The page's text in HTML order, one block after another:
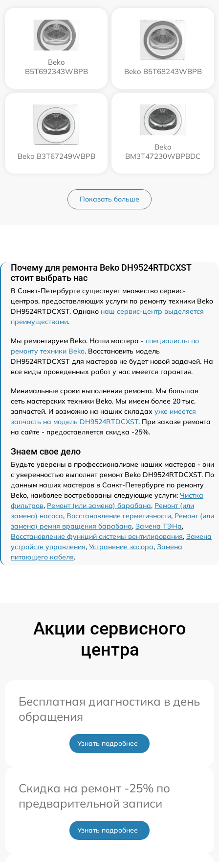
Beko
B5T692343WBPB
Beko B5T68243WBPB
Beko B3T67249WBPB
Beko
BM3T47230WBPBDC
Показать больше
Почему для ремонта Beko DH9524RTDCXST
стоит выбрать нас
В Санкт-Петербурге существует множество сервис-
центров, предоставляющих услуги по ремонту техники Beko
DH9524RTDCXST. Однако наш сервис-центр выделяется
преимуществами.
Мы ремонтируем Beko. Наши мастера - специалисты по
ремонту техники Beko. Восстановить модель
DH9524RTDCXST для мастеров не будет новой задачей. На
все виды проведенных работ у нас имеется гарантия.
Минимальные сроки выполнения ремонта. Мы большая
сеть мастерских техники Beko. Мы имеем более 20 тыс.
запчастей. И возможно на наших складах уже имеется
запчасть на модель DH9524RTDCXST. При заказе ремонта
на сайте - предоставляется скидка -25%.
Знаем свое дело
Будьте уверены в профессионализме наших мастеров - они
с уверенностью выполнят ремонт Beko DH9524RTDCXST. По
данным наших мастеров в Санкт-Петербурге по ремонту
Beko, наиболее востребованы следующие услуги: Чистка
фильтров, Ремонт (или замена) барабана, Ремонт (или
замена) насоса, Восстановление герметичности, Ремонт (или
замена) ремня вращения барабана, Замена ТЭНа,
Восстановление функций системы вентилирования, Замена
устройств управления, Устранение засора, Замена
питающего кабеля.
Акции сервисного
центра
Бесплатная диагностика в день
обращения
Узнать подробнее
Скидка на ремонт -25% по
предварительной записи
Узнать подробнее